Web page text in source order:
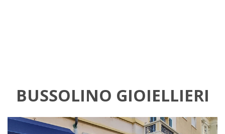
BUSSOLINO GIOIELLIERI